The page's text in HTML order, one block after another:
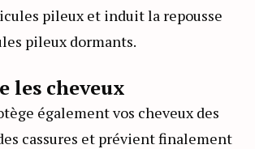
pileux et induit la repousse
pileux dormants.
les cheveux
également vos cheveux des
cassures et prévient finalement